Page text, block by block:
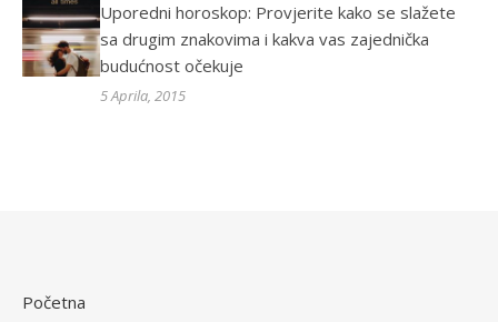
Uporedni horoskop: Provjerite kako se slažete
sa drugim znakovima i kakva vas zajednička
budućnost očekuje
5 Aprila, 2015
Početna